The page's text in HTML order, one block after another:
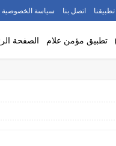
تطبيقنا اتصل بنا سياسة الخصوصية
تطبيق مؤمن علام الصفحة